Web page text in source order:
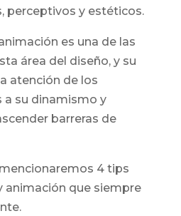
perceptivos y estéticos.
es una de las
área del diseño, y su
atención de los
a su dinamismo y
barreras de
4 tips
animación que siempre